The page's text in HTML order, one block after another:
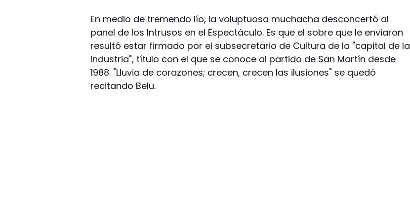
En medio de tremendo lío, la voluptuosa muchacha desconcertó al
panel de los Intrusos en el Espectáculo. Es que el sobre que le enviaron
resultó estar firmado por el subsecretario de Cultura de la "capital de la
Industria", título con el que se conoce al partido de San Martín desde
1988. "Lluvia de corazones; crecen, crecen las ilusiones" se quedó
recitando Belu.